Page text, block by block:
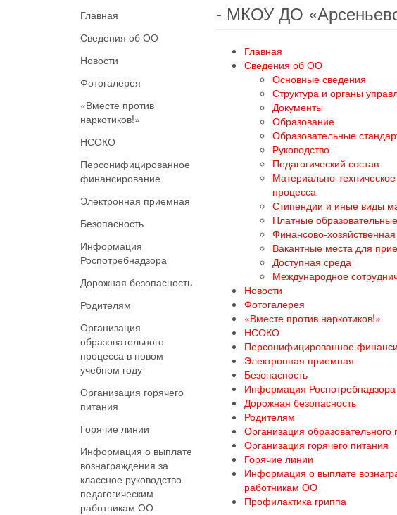
Главная
Сведения об ОО
Новости
Фотогалерея
«Вместе против
наркотиков!»
НСОКО
Персонифицированное
финансирование
Электронная приемная
Безопасность
Информация
Роспотребнадзора
Дорожная безопасность
Родителям
Организация
образовательного
процесса в новом
учебном году
Организация горячего
питания
Горячие линии
Информация о выплате
вознаграждения за
классное руководство
педагогическим
работникам ОО
- МКОУ ДО
Главная
Сведения об ОО
Основные сведения
Структура и органы
Документы
Образование
Образовательные
Руководство
Педагогический состав
Материально-
процесса
Стипендии и иные виды
Платные
Финансово-
Вакантные места для
Доступная среда
Международное
Новости
Фотогалерея
«Вместе против наркотиков!»
НСОКО
Персонифицированное
Электронная приемная
Безопасность
Информация Роспотребнадзора
Дорожная безопасность
Родителям
Организация
Организация горячего питания
Горячие линии
Информация о выплате
работникам ОО
Профилактика гриппа